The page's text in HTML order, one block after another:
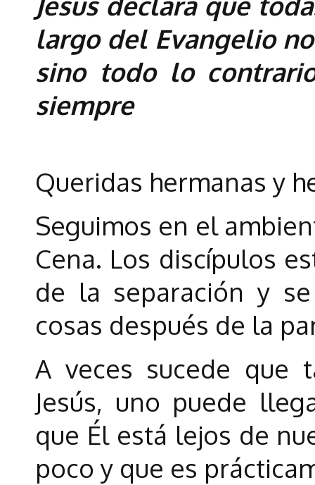
largo del Evangelio
sino todo lo
siempre
Queridas hermanas y
Seguimos en el
Cena. Los discípulos
de la separación y
cosas después de la
A veces sucede que
Jesús, uno puede
que Él está lejos de
poco y que es